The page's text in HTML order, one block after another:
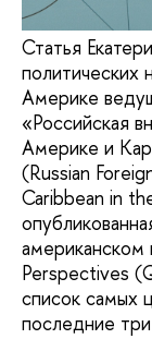
Статья
политических
Америке
«Российская
Америке и
(Russian
Caribbean in
американском
Perspectives
список самых
последние